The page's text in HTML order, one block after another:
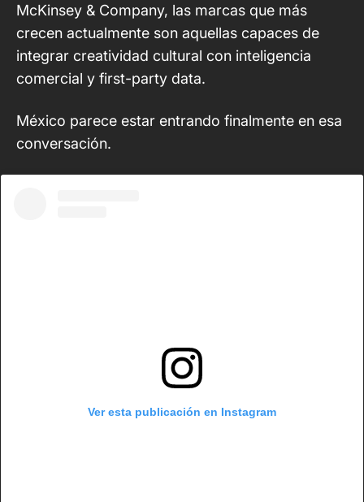
McKinsey & Company, las marcas que más
crecen actualmente son aquellas capaces de
integrar creatividad cultural con inteligencia
comercial y first-party data.
México parece estar entrando finalmente en esa
conversación.
Ver esta publicación en Instagram